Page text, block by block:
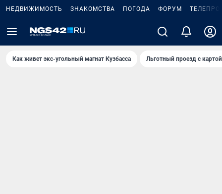
НЕДВИЖИМОСТЬ ЗНАКОМСТВА ПОГОДА ФОРУМ
Как живет экс-угольный магнат Кузбасса Льготный проезд с